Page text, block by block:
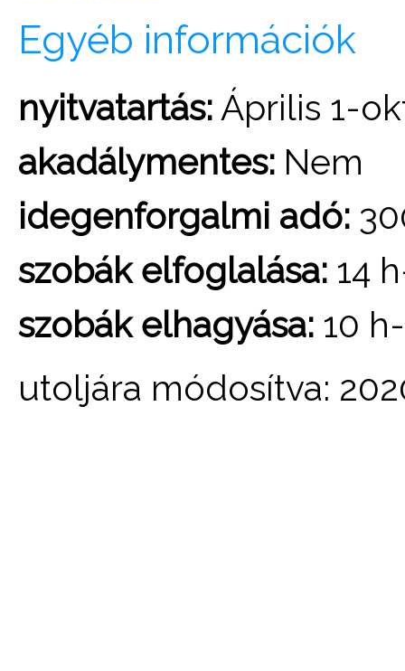
Egyéb információk
nyitvatartás: Április 1-
akadálymentes: Nem
idegenforgalmi adó:
szobák elfoglalása: 14
szobák elhagyása: 10
utoljára módosítva: